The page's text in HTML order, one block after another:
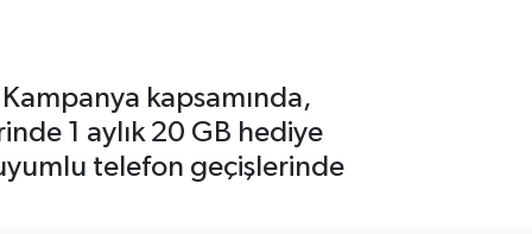
kapsamında,
1 aylık 20 GB hediye
telefon geçişlerinde